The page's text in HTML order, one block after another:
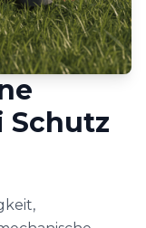
Schutz